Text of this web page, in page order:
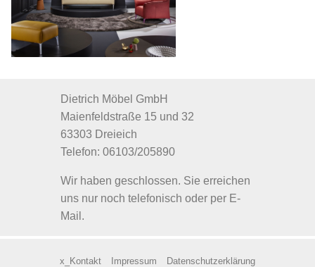
Dietrich Möbel GmbH
Maienfeldstraße 15 und 32
63303 Dreieich
Telefon: 06103/205890
Wir haben geschlossen. Sie erreichen
uns nur noch telefonisch oder per E-
Mail.
x_Kontakt Impressum Datenschutzerklärung